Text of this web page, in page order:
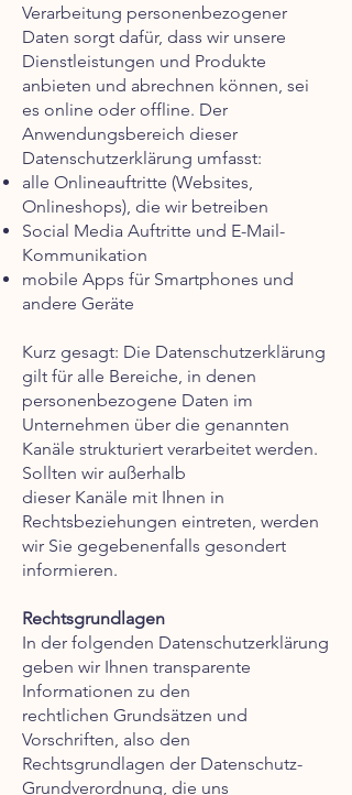
Verarbeitung personenbezogener
Daten sorgt dafür, dass wir unsere
Dienstleistungen und Produkte
anbieten und abrechnen können, sei
es online oder offline. Der
Anwendungsbereich dieser
Datenschutzerklärung umfasst:
alle Onlineauftritte (Websites,
Onlineshops), die wir betreiben
Social Media Auftritte und E-Mail-
Kommunikation
mobile Apps für Smartphones und
andere Geräte
Kurz gesagt: Die Datenschutzerklärung
gilt für alle Bereiche, in denen
personenbezogene Daten im
Unternehmen über die genannten
Kanäle strukturiert verarbeitet werden.
Sollten wir außerhalb
dieser Kanäle mit Ihnen in
Rechtsbeziehungen eintreten, werden
wir Sie gegebenenfalls gesondert
informieren.
Rechtsgrundlagen
In der folgenden Datenschutzerklärung
geben wir Ihnen transparente
Informationen zu den
rechtlichen Grundsätzen und
Vorschriften, also den
Rechtsgrundlagen der Datenschutz-
Grundverordnung, die uns